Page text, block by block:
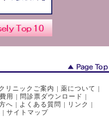
リニックご案内 | 薬について |
用 | 問診票ダウンロード |
へ | よくある質問 | リンク |
| サイトマップ